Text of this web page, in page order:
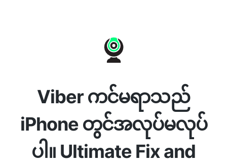
Viber ကင်မရာသည်
iPhone တွင်အလုပ်မလုပ်
ပါ။ Ultimate Fix and